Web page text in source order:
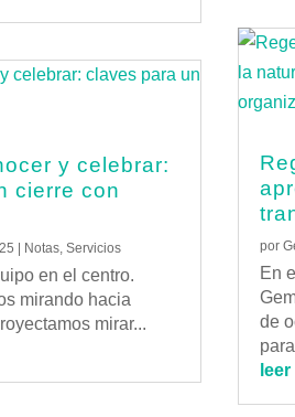
y celebrar:
cierre con
| Notas, Servicios
en el centro.
mirando hacia
mirar...
por
En
de